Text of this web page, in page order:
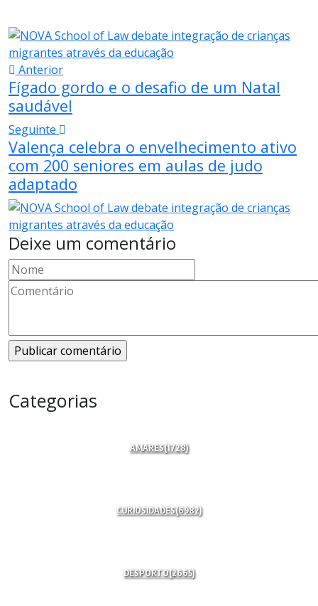
Anterior
Fígado gordo e o desafio de um Natal
saudável
Seguinte
Valença celebra o envelhecimento ativo
com 200 seniores em aulas de judo
adaptado
Deixe um comentário
Categorias
AMARES(1728)
CURIOSIDADES(6982)
DESPORTO(2665)